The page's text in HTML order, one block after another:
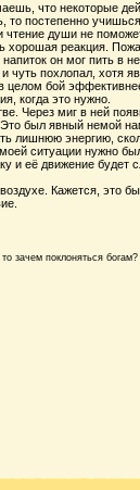
что некоторые
постепенно
души не
реакция.
он мог пить
похлопал, хотя
бой
когда это нужно.
Через миг в ней
был явный немой
лишнюю энергию,
ситуации нужно
еë движение
Кажется,
зачем поклоняться